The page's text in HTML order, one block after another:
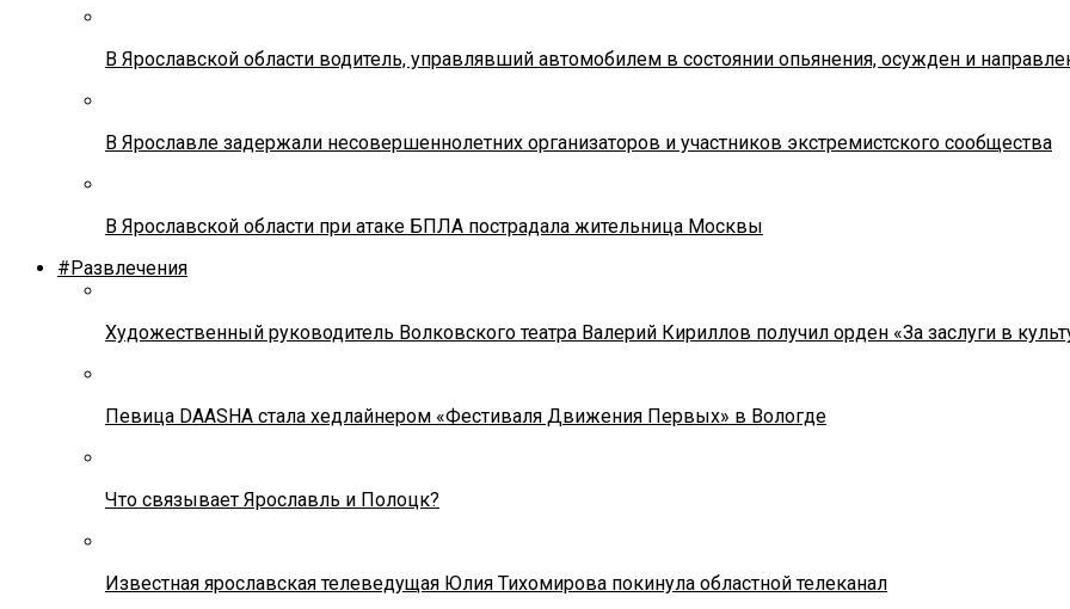
В Ярославской области водитель, управлявший автомобилем в состоянии опьянения, осужден и
В Ярославле задержали несовершеннолетних организаторов и участников экстремистского сообщества
В Ярославской области при атаке БПЛА пострадала жительница Москвы
#Развлечения
Художественный руководитель Волковского театра Валерий Кириллов получил орден «За заслуги в
Певица DAASHA стала хедлайнером «Фестиваля Движения Первых» в Вологде
Что связывает Ярославль и Полоцк?
Известная ярославская телеведущая Юлия Тихомирова покинула областной телеканал